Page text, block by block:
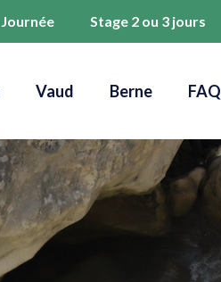
Journée Stage 2 ou 3 jours
Vaud Berne FAQ